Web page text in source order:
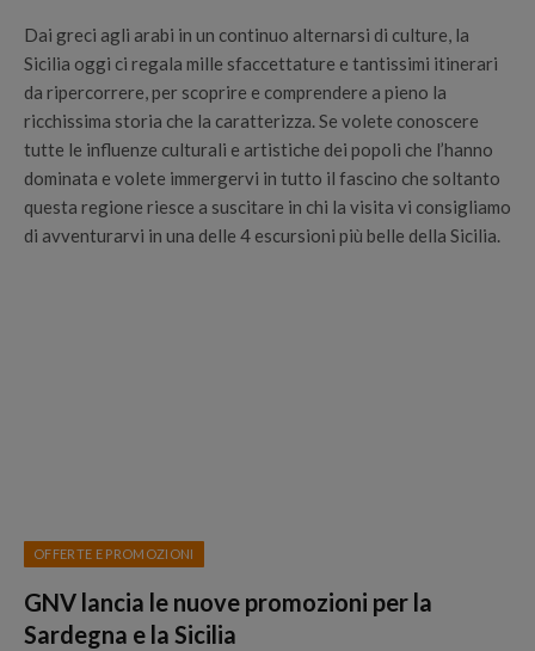
Dai greci agli arabi in un continuo alternarsi di culture, la
Sicilia oggi ci regala mille sfaccettature e tantissimi itinerari
da ripercorrere, per scoprire e comprendere a pieno la
ricchissima storia che la caratterizza. Se volete conoscere
tutte le influenze culturali e artistiche dei popoli che l’hanno
dominata e volete immergervi in tutto il fascino che soltanto
questa regione riesce a suscitare in chi la visita vi consigliamo
di avventurarvi in una delle 4 escursioni più belle della Sicilia.
OFFERTE E PROMOZIONI
GNV lancia le nuove promozioni per la
Sardegna e la Sicilia